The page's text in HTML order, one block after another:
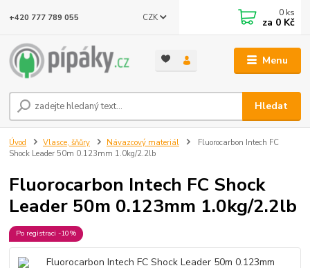
Menu
CZK
Hledat
+420 777 789 055 0 ks
za 0 Kč
Úvod Vlasce, šňůry Návazcový materiál
Fluorocarbon Intech FC
Shock Leader 50m 0.123mm 1.0kg/2.2lb
Fluorocarbon Intech FC Shock
Leader 50m 0.123mm 1.0kg/2.2lb
Po registraci -10%